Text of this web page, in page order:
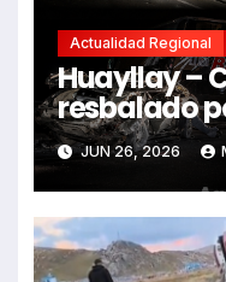
Actualidad Regional
Huayllay –
resbalado
impactó
dejando
JUN 26, 2026